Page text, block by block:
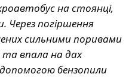
на стоянці,
Через погіршення
сильними поривами
та впала на дах
бензопили